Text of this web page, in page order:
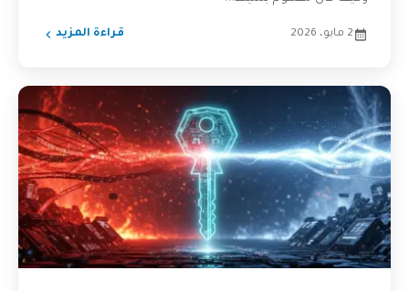
2 مايو، 2026 قراءة المزيد